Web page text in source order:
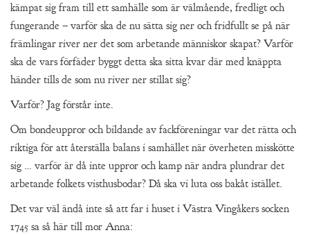
kämpat sig fram till ett samhälle som är välmående, fredligt och
fungerande – varför ska de nu sätta sig ner och fridfullt se på när
främlingar river ner det som arbetande människor skapat? Varför
ska de vars förfäder byggt detta ska sitta kvar där med knäppta
händer tills de som nu river ner stillat sig?
Varför? Jag förstår inte.
Om bondeuppror och bildande av fackföreningar var det rätta och
riktiga för att återställa balans i samhället när överheten misskötte
sig … varför är då inte uppror och kamp när andra plundrar det
arbetande folkets visthusbodar? Då ska vi luta oss bakåt istället.
Det var väl ändå inte så att far i huset i Västra Vingåkers socken
1745 sa så här till mor Anna: